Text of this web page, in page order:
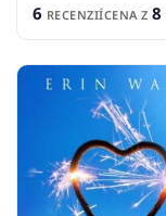
6 RECENZIÍCENA Z 8